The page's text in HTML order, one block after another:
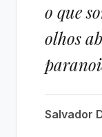
o que
olhos
Salvador